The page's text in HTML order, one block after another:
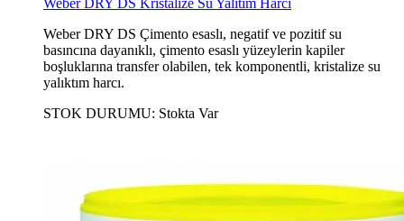
Weber DRY DS Kristalize Su Yalıtım Harcı
Weber DRY DS Çimento esaslı, negatif ve pozitif su
basıncına dayanıklı, çimento esaslı yüzeylerin kapiler
boşluklarına transfer olabilen, tek komponentli, kristalize su
yalıktım harcı.
STOK DURUMU: Stokta Var